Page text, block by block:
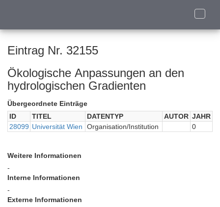
Toggle
Eintrag Nr. 32155
Ökologische Anpassungen an den
hydrologischen Gradienten
Übergeordnete Einträge
ID
TITEL DATENTYP AUTOR JAHR
28099
Universität Wien Organisation/Institution 0
Weitere Informationen
-
Interne Informationen
-
Externe Informationen